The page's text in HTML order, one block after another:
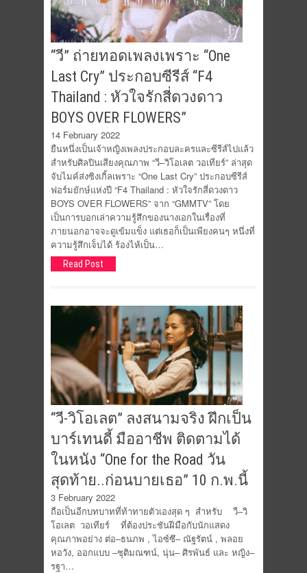
“วี” ถ่ายทอดเพลงเพราะ “One
Last Cry” ประกอบซีรีส์ “F4
Thailand : หัวใจรักสี่ดวงดาว
BOYS OVER FLOWERS”
14 February 2022
ยืนหนึ่งเป็นเจ้าหญิงเพลงประกอบละครและซีรีส์ไปแล้ว
สำหรับศิลปินเสียงคุณภาพ “วี–วิโอเลต วอเทียร์” ล่าสุด
จับไมค์ส่งซิงเกิ้ลเพราะ “One Last Cry” ประกอบซีรีส์
ฟอร์มยักษ์แห่งปี “F4 Thailand : หัวใจรักสี่ดวงดาว
BOYS OVER FLOWERS” จาก “GMMTV” โดย
เป็นการบอกเล่าความรู้สึกของนางเอกในเรื่องที่
ภายนอกอาจจะดูเข้มแข็ง แต่เธอก็เป็นเพียงคนๆ หนึ่งที่
ความรู้สึกเจ็บได้ ร้องไห้เป็น…
Read Post
“วี-วิโอเลต” ลงสนามจริง ฝึกเป็น
บาร์เทนดี้ มืออาชีพ ติดตามได้
ในหนัง “One for the Road วัน
สุดท้าย..ก่อนบายเธอ” 10 ก.พ.นี้
3 February 2022
ถือเป็นอีกบทบาทที่ท้าทายตัวเองสุด ๆ สำหรับ วี–วิ
โอเลต วอเทียร์ ที่ต้องประชันฝีมือกับนักแสดง
คุณภาพอย่าง ต่อ–ธนภพ , ไอซ์ซึ– ณัฐรัตน์ , พลอย
หอวัง, ออกแบบ –ชุติมณฑน์, นุ่น– ศิรพันธ์ และ หญิง–
รฐา…